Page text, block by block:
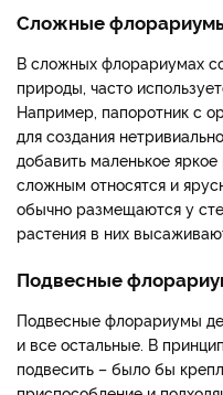
Сложные
В сложных флорариумах
природы, часто
Например, папоротник с
для создания
добавить маленькое
сложным относятся и
обычно размещаются у
растения в них
Подвесные
Подвесные флорариумы
и все остальные. В
подвесить – было бы